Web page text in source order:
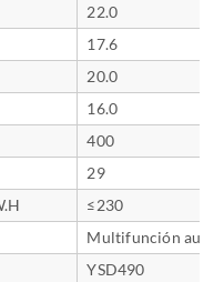
22.0
17.6
20.0
16.0
400
29
≤230
Multifunción
YSD490